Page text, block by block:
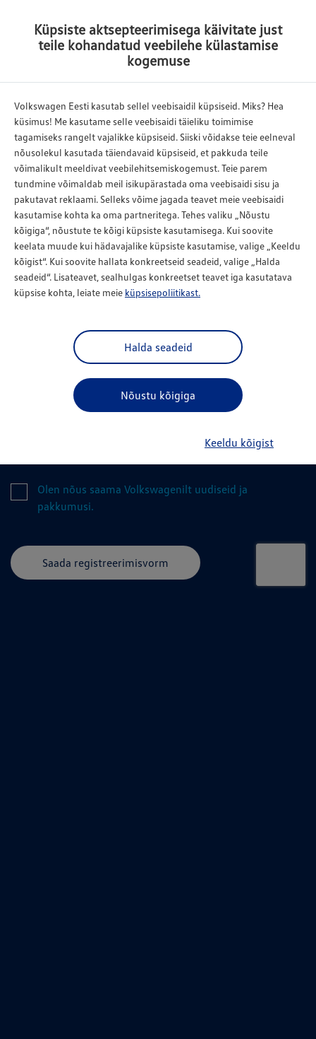
Tagasi
Võta meiega ühendust
sõiduki mudeli ja eelistatud proovisõidu aja.
Eesnimi, Perekonnanimi*
Telefon* E-post*
Mudel*
Kommentaar*
kasutustingimuste ja andmekaitsepõhimõtetega.
Olen nõus saama Volkswagenilt uudiseid ja
pakkumusi.
Saada registreerimisvorm
Küpsiste aktsepteerimisega käivitate just
teile kohandatud veebilehe külastamise
kogemuse
Volkswagen Eesti kasutab sellel veebisaidil küpsiseid. Miks? Hea
küsimus! Me kasutame selle veebisaidi täieliku toimimise
tagamiseks rangelt vajalikke küpsiseid. Siiski võidakse teie eelneval
nõusolekul kasutada täiendavaid küpsiseid, et pakkuda teile
võimalikult meeldivat veebilehitsemiskogemust. Teie parem
tundmine võimaldab meil isikupärastada oma veebisaidi sisu ja
pakutavat reklaami. Selleks võime jagada teavet meie veebisaidi
kasutamise kohta ka oma partneritega. Tehes valiku „Nõustu
kõigiga“, nõustute te kõigi küpsiste kasutamisega. Kui soovite
keelata muude kui hädavajalike küpsiste kasutamise, valige „Keeldu
kõigist“. Kui soovite hallata konkreetseid seadeid, valige „Halda
seadeid“. Lisateavet, sealhulgas konkreetset teavet iga kasutatava
küpsise kohta, leiate meie küpsisepoliitikast.
Halda seadeid
Nõustu kõigiga
Keeldu kõigist